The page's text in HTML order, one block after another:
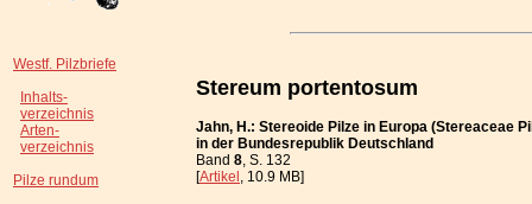
Westf. Pilzbriefe
Inhalts-
verzeichnis
Arten-
verzeichnis
Pilze rundum
Stereum portentosum
Jahn, H.: Stereoide Pilze in Europa (Stereaceae
in der Bundesrepublik Deutschland
Band 8, S. 132
[Artikel, 10.9 MB]